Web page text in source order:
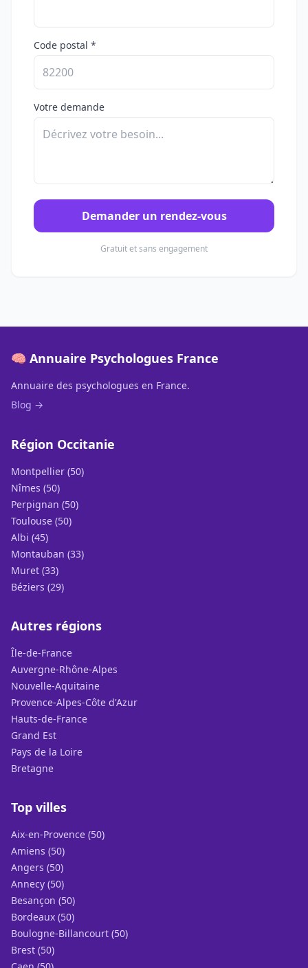
Code postal *
Votre demande
Demander un rendez-vous
Gratuit et sans engagement
🧠 Annuaire Psychologues France
Annuaire des psychologues en France.
Blog →
Région Occitanie
Montpellier (50)
Nîmes (50)
Perpignan (50)
Toulouse (50)
Albi (45)
Montauban (33)
Muret (33)
Béziers (29)
Autres régions
Île-de-France
Auvergne-Rhône-Alpes
Nouvelle-Aquitaine
Provence-Alpes-Côte d'Azur
Hauts-de-France
Grand Est
Pays de la Loire
Bretagne
Top villes
Aix-en-Provence (50)
Amiens (50)
Angers (50)
Annecy (50)
Besançon (50)
Bordeaux (50)
Boulogne-Billancourt (50)
Brest (50)